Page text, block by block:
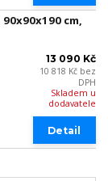
cm,
13 090 Kč
10 818 Kč bez
DPH
Skladem u
dodavatele
Detail